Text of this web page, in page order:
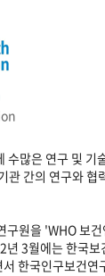
많은 연구 및 기
관 간의 연구와 협
원을 'WHO 보건
3월에는 한국보
한국인구보건연